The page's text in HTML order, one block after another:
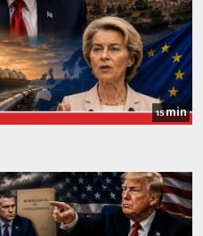
15min